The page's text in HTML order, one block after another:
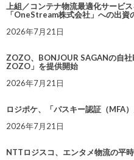
上組／コンテナ物流最適化サービ
「OneStream株式会社」への出資
2026年7月21日
ZOZO、BONJOUR SAGANの自
ZOZO」を提供開始
2026年7月21日
ロジポケ、「パスキー認証（MFA
2026年7月21日
NTTロジスコ、エンタメ物流の平